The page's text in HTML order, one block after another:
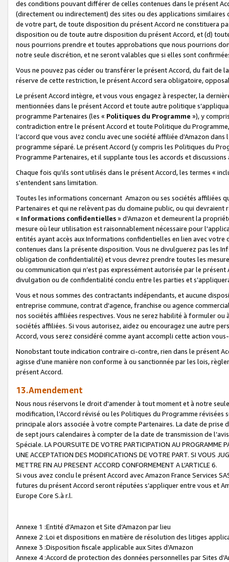
des conditions pouvant différer de celles contenues dans le présent
(directement ou indirectement) des sites ou des applications
de votre part, de toute disposition du présent Accord ne constituera
disposition ou de toute autre disposition du présent Accord, et (d)
nous pourrions prendre et toutes approbations que nous pourrions
notre seule discrétion, et ne seront valables que si elles sont
Vous ne pouvez pas céder ou transférer le présent Accord, du fait de
réserve de cette restriction, le présent Accord sera obligatoire,
Le présent Accord intègre, et vous vous engagez à respecter, la
mentionnées dans le présent Accord et toute autre politique
programme Partenaires (les « Politiques du Programme »), y
contradiction entre le présent Accord et toute Politique du
l’accord que vous avez conclu avec une société affiliée d’Amazon
programme séparé. Le présent Accord (y compris les Politiques du
Programme Partenaires, et il supplante tous les accords et discussions
Chaque fois qu’ils sont utilisés dans le présent Accord, les termes «
s'entendent sans limitation.
Toutes les informations concernant Amazon ou ses sociétés affiliées
Partenaires et qui ne relèvent pas du domaine public, ou qui
« Informations confidentielles» d’Amazon et demeurent la
mesure où leur utilisation est raisonnablement nécessaire pour
entités ayant accès aux Informations confidentielles en lien avec
contenues dans la présente disposition. Vous ne divulguerez pas les
obligation de confidentialité) et vous devrez prendre toutes les
ou communication qui n’est pas expressément autorisée par le
divulgation ou de confidentialité conclu entre les parties et
Vous et nous sommes des contractants indépendants, et aucune
entreprise commune, contrat d'agence, franchise ou agence
nos sociétés affiliées respectives. Vous ne serez habilité à formuler
sociétés affiliées. Si vous autorisez, aidez ou encouragez une autre
Accord, vous serez considéré comme ayant accompli cette action
Nonobstant toute indication contraire ci-contre, rien dans le présent
agisse d’une manière non conforme à ou sanctionnée par les lois,
présent Accord.
13.Amendement
Nous nous réservons le droit d'amender à tout moment et à notre
modification, l’Accord révisé ou les Politiques du Programme
principale alors associée à votre compte Partenaires. La date de
de sept jours calendaires à compter de la date de transmission de
Spéciale. LA POURSUITE DE VOTRE PARTICIPATION AU PROGRAMME
UNE ACCEPTATION DES MODIFICATIONS DE VOTRE PART. SI VOUS
METTRE FIN AU PRESENT ACCORD CONFORMEMENT A L’ARTICLE 6.
Si vous avez conclu le présent Accord avec Amazon France Services
futures du présent Accord seront réputées s’appliquer entre vous et
Europe Core S.à r.l.
Annexe 1 :Entité d’Amazon et Site d’Amazon par lieu
Annexe 2 :Loi et dispositions en matière de résolution des litiges
Annexe 3 :Disposition fiscale applicable aux Sites d’Amazon
Annexe 4 :Accord de protection des données personnelles par Sites